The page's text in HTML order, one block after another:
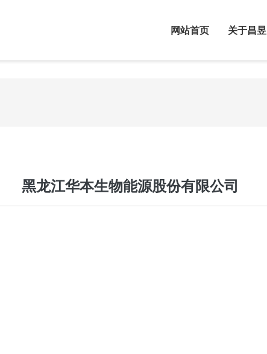
网站首页 关于昌昱
黑龙江华本生物能源股份有限公司